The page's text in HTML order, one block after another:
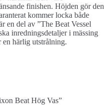
finishen. Höjden gör den
kommer locka både
en del av ”The Beat Vessel
inredningsdetaljer i mässing
härlig utstrålning.
Beat Hög Vas”